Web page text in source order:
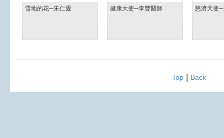
雪地的花─朱仁愛 健康大使─李豐醫師 慈濟天使
Top| Back